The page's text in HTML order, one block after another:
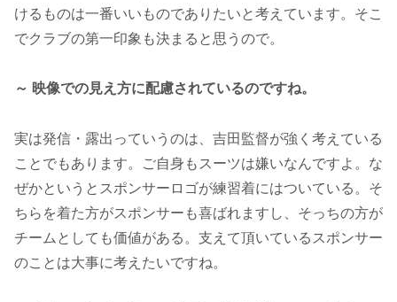
けるものは一番いいものでありたいと考えています。そこ
でクラブの第一印象も決まると思うので。
～ 映像での見え方に配慮されているのですね。
実は発信・露出っていうのは、吉田監督が強く考えている
ことでもあります。ご自身もスーツは嫌いなんですよ。な
ぜかというとスポンサーロゴが練習着にはついている。そ
ちらを着た方がスポンサーも喜ばれますし、そっちの方が
チームとしても価値がある。支えて頂いているスポンサー
のことは大事に考えたいですね。